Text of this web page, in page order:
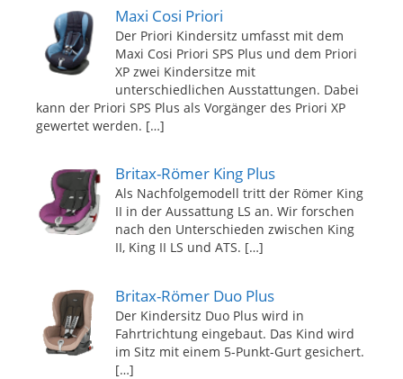
Maxi Cosi Priori
Der Priori Kindersitz umfasst mit dem
Maxi Cosi Priori SPS Plus und dem Priori
XP zwei Kindersitze mit
unterschiedlichen Ausstattungen. Dabei
kann der Priori SPS Plus als Vorgänger des Priori XP
gewertet werden. […]
Britax-Römer King Plus
Als Nachfolgemodell tritt der Römer King
II in der Aussattung LS an. Wir forschen
nach den Unterschieden zwischen King
II, King II LS und ATS. […]
Britax-Römer Duo Plus
Der Kindersitz Duo Plus wird in
Fahrtrichtung eingebaut. Das Kind wird
im Sitz mit einem 5-Punkt-Gurt gesichert.
[…]